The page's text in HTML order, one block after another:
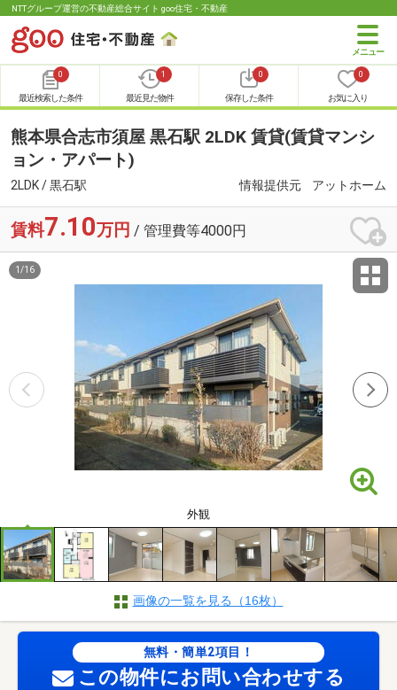
NTTグループ運営の不動産総合サイト goo住宅・不動産
0
最近検索した条件
1
最近見た物件
0
保存した条件
0
お気に入り
熊本県合志市須屋 黒石駅 2LDK 賃貸(賃貸マンシ
ョン・アパート)
2LDK / 黒石駅 情報提供元 アットホーム
賃料7.10万円 / 管理費等4000円
外観
1 /16
画像の一覧を見る（16枚）
無料・簡単2項目！
この物件にお問い合わせする